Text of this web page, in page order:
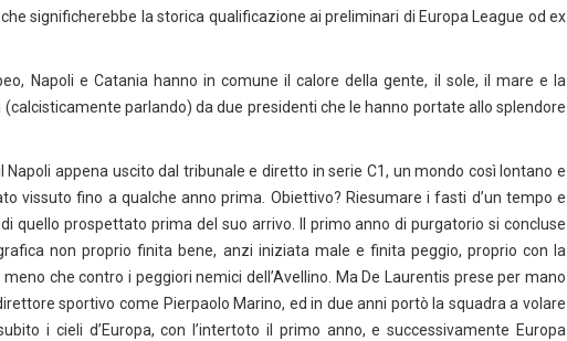
significherebbe la storica qualificazione ai preliminari di Europa League od ex
Napoli e Catania hanno in comune il calore della gente, il sole, il mare e la
parlando) da due presidenti che le hanno portate allo splendore
Napoli appena uscito dal tribunale e diretto in serie C1, un mondo così lontano e
vissuto fino a qualche anno prima. Obiettivo? Riesumare i fasti d’un tempo e
quello prospettato prima del suo arrivo. Il primo anno di purgatorio si concluse
non proprio finita bene, anzi iniziata male e finita peggio, proprio con la
che contro i peggiori nemici dell’Avellino. Ma De Laurentis prese per mano
sportivo come Pierpaolo Marino, ed in due anni portò la squadra a volare
i cieli d’Europa, con l’intertoto il primo anno, e successivamente Europa